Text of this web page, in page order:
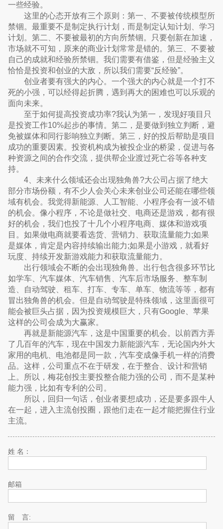
一些经验。
这里的心态开放有三个原则：第一、不要被传统模型所
禁锢。最重要不是制定执行计划，而是制定认知计划、学习
计划。第二、不要被最初的方向所禁锢。只要创新在加速，
市场就不可知，原来的商业计划常常是错的。第三、不要被
自己的成就和经验所禁锢。我们需要有借鉴，但是经验主义
恰恰是投资和创业的大敌，所以我们需要“反经验”。
创业者要有强大的内心。一个强大的内心就是一个打不
死的小强，可以经得起折腾，遇到再大的困难也可以乐观的
面向未来。
至于如何提高投资成功率?我认为第一，发现好项目只
是投资工作10%起步的事情。第二，是要做到独立判断，避
免被媒体和同行影响独立判断。第三，好的投后帮助是项目
成功的重要因素。投资机构成为被投企业的桥梁，促进与各
种资源之间的合作交流，提供帮企业渡过死亡谷等各种支
持。
4、未来什么领域还会出现独角兽?大公司占据了绝大
部分市场份额，有不少人会关心未来创业公司还能在哪些领
域有机会。我觉得新能源、人工智能、小程序会有一波不错
的机会。像小程序，不论是做社交、电商还是游戏，都有很
好的机会，我们也投了十几个小程序电商、媒体和游戏项
目。如果做电商就要看选货、营销力、获取流量能力;如果
是媒体，肯定是内容持续输出能力;如果是小游戏，就看好
玩度、持续开发新游戏能力和获取流量能力。
出行领域会不断的会出现独角兽。出行包含很多环节比
如学车、汽车媒体、汽车销售、汽车后市场服务、整车制
造、自动驾驶、租车、打车、专车、单车、物流等等，都有
冒出独角兽的机会。但是自动驾驶是特殊领域，这里面很可
能会被巨头占据，因为投资规模巨大，只有Google、苹果
这样的公司会成为大赢家。
再就是新能源汽车，这是中国重要的机会。以前西方弄
了几百年的汽车，现在中国发力新能源汽车，无论国内外大
家用的电机、电池都是同一款，汽车变成像手机一样的消费
品。这样，公司重点不在于研发，在于整合、设计和营销
上。所以，梅花创投主要投整合能力强的公司，而不是某种
能力强，比如有专利的公司。
所以，回归一句话，创业者要想成功，还是要多跟牛人
在一起，进入主流创投圈，跟他们走在一起才能把握住行业
主流。
姓 名：
邮箱
留 言: